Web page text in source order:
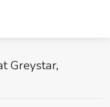
Greystar,